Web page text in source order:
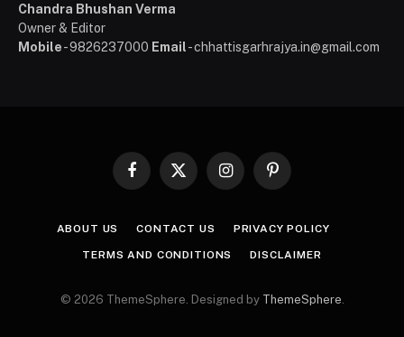
Chandra Bhushan Verma
Owner & Editor
Mobile- 9826237000 Email- chhattisgarhrajya.in@gmail.com
Facebook
X
InstagramPinterest
ABOUT US CONTACT US PRIVACY POLICY
TERMS AND CONDITIONS DISCLAIMER
© 2026 ThemeSphere. Designed by ThemeSphere